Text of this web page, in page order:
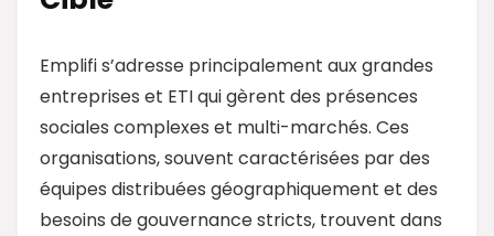
Emplifi s’adresse principalement aux grandes
entreprises et ETI qui gèrent des présences
sociales complexes et multi-marchés. Ces
organisations, souvent caractérisées par des
équipes distribuées géographiquement et des
besoins de gouvernance stricts, trouvent dans